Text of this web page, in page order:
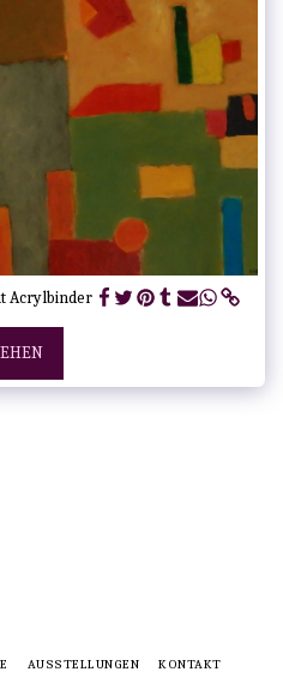
Acrylbinder
AUSSTELLUNGEN KONTAKT